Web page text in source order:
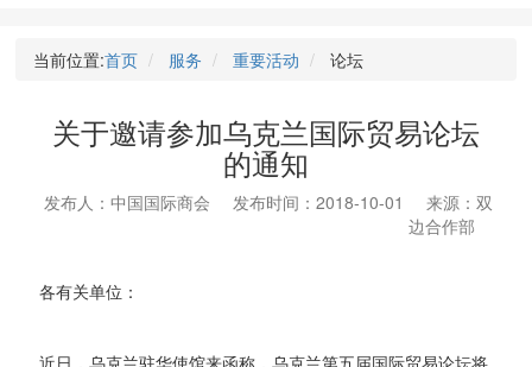
当前位置:首页 服务 重要活动 论坛
关于邀请参加乌克兰国际贸易论坛
的通知
发布人：中国国际商会 发布时间：2018-10-01
来源：双
边合作部
各有关单位：
近日，乌克兰驻华使馆来函称，乌克兰第五届国际贸易论坛将